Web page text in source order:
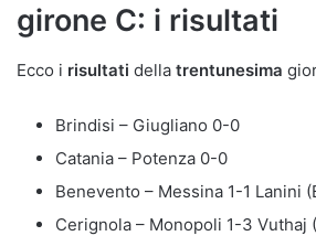
girone C: i risultati
Ecco i risultati della trentunesima
Brindisi – Giugliano 0-0
Catania – Potenza 0-0
Benevento – Messina 1-1 Lanini
Cerignola – Monopoli 1-3 Vuthaj